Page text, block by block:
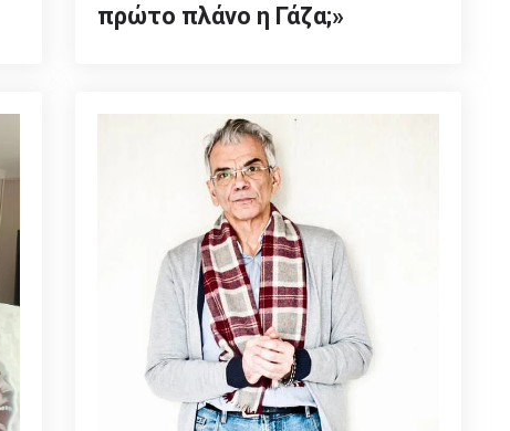
πρώτο πλάνο η Γάζα;»